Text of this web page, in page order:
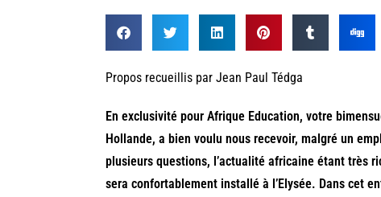
Propos recueillis par Jean Paul Tédga
En exclusivité pour Afrique Education, votre
Hollande, a bien voulu nous recevoir, malgré un
plusieurs questions, l’actualité africaine étant très
sera confortablement installé à l’Elysée. Dans cet